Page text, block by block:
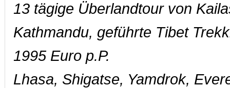
13 tägige Überlandtour von
Kathmandu, geführte Tibet
1995 Euro p.P.
Lhasa, Shigatse, Yamdrok,